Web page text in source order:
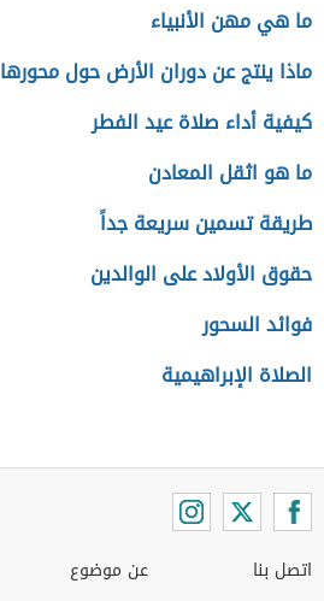
ما هي مهن الأنبياء
ماذا ينتج عن دوران الأرض حول محورها
كيفية أداء صلاة عيد الفطر
ما هو اثقل المعادن
طريقة تسمين سريعة جداً
حقوق الأولاد على الوالدين
فوائد السحور
الصلاة الإبراهيمية
اتصل بنا عن موضوع